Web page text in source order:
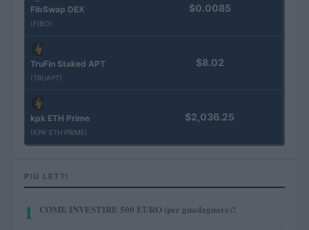
FibSwap DEX
(FIBO)
$0.0085
TruFin Staked APT
(TRUAPT)
$8.02
kpk ETH Prime
(KPK ETH PRIME)
$2,036.25
PIÙ LETTI
1 COME INVESTIRE 500 EURO (per guadagnare)?